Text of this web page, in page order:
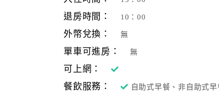
退房時間： 10：00
外幣兌換： 無
單車可進房： 無
可上網：
餐飲服務： 自助式早餐、非自助式早